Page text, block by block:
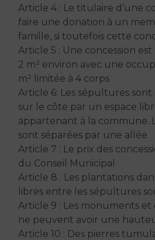
Article 4 : Le titulaire d’une
faire une donation à un
famille, si toutefois cette
Article 5 : Une concession
2 m² environ avec une
m² limitée à 4 corps
Article 6: Les sépultures
sur le côte par un espace
appartenant à la commune.
sont séparées par une allée
Article 7 : Le prix des
du Conseil Municipal
Article 8 : Les plantations
libres entre les sépultures
Article 9 : Les monuments et
ne peuvent avoir une
Article 10 : Des pierres